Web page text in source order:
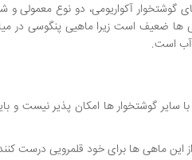
گوشتخوار آکواریومی، دو نوع معمولی
ها ضعیف است زیرا ماهیی پنگوسی در
سایر گوشتخوار ها امکان پذیر نیست و
این ماهی ها برای خود قلمرویی درست